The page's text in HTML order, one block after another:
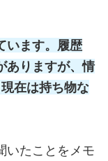
います。履歴
ありますが、情
在は持ち物な
いたことをメモ